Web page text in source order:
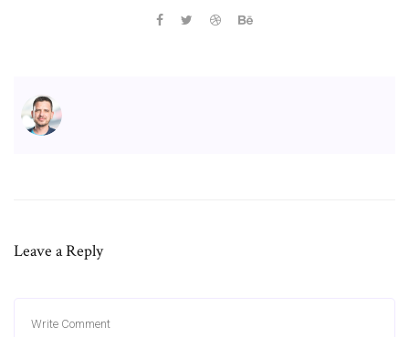
Leave a Reply